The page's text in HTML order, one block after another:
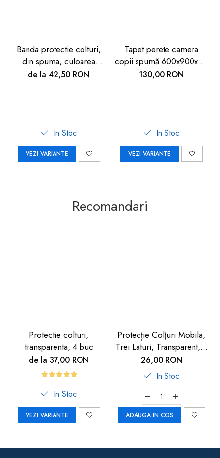
Banda protectie colturi,
din spuma, culoarea
lemnului alb, 90cm
de la 42,50 RON
In Stoc
VEZI VARIANTE
Tapet perete camera
copii spumă 600x900x9 -
Siguranță copii
130,00 RON
In Stoc
VEZI VARIANTE
Recomandari
Protectie colturi,
transparenta, 4 buc
de la 37,00 RON
In Stoc
VEZI VARIANTE
Protecție Colțuri Mobila,
Trei Laturi, Transparent, 4
buc
26,00 RON
In Stoc
ADAUGA IN COS